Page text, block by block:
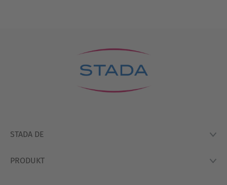
STADA DE
Lexikon
PRODUKT